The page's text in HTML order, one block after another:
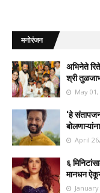
मनोरंजन
अभिनेते
श्री
May
‘हे
April
६
मानधन